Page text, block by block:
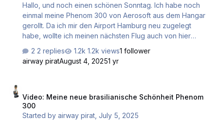
Hallo, und noch einen schönen Sonntag. Ich habe noch
einmal meine Phenom 300 von Aerosoft aus dem Hangar
gerollt. Da ich mir den Airport Hamburg neu zugelegt
habe, wollte ich meinen nächsten Flug auch von hier
Sichtverhältnissen los in den Süden nach Stuttgart. Wenn
ihr wollt, es sind noch Plätze frei. Also, ich wünsche allen
2 replies 1.2k views1 follower
airway piratAugust 4, 20251 yr
Video: Meine neue brasilianische Schönheit Phenom
300
Started byairway pirat ,July 5, 2025